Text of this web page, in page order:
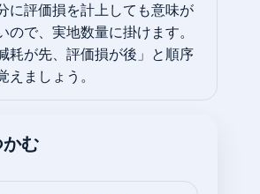
に評価損を計上しても意味が
ので、実地数量に掛けます。
減耗が先、評価損が後」と順序
えましょう。
む